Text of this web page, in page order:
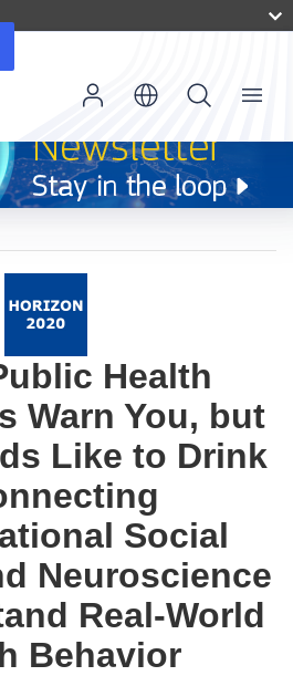
Menu
Health
Warn You, but
Like to Drink
Social
Neuroscience
Real-World
Behavior